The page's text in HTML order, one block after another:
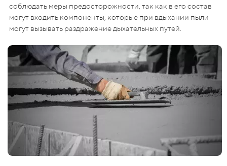
соблюдать меры предосторожности, так как в его состав
могут входить компоненты, которые при вдыхании пыли
могут вызывать раздражение дыхательных путей.